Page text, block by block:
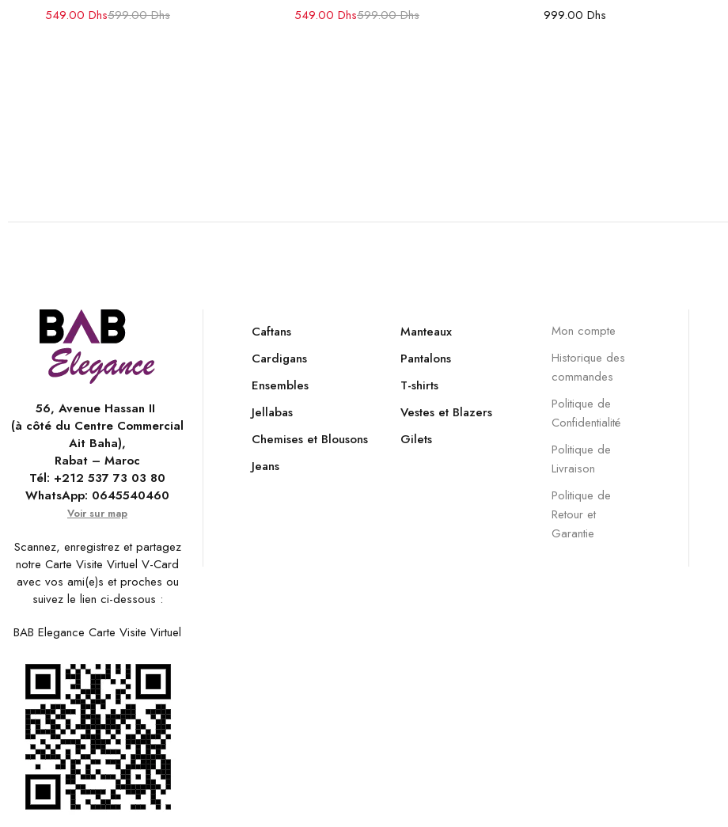
599.00Dhs
549.00 Dhs
599.00Dhs
549.00 Dhs
999.00 Dhs
56, Avenue Hassan II
(à côté du Centre Commercial
Ait Baha),
Rabat – Maroc
Tél: +212 537 73 03 80
WhatsApp: 0645540460
Voir sur map
Scannez, enregistrez et partagez
notre Carte Visite Virtuel V-Card
avec vos ami(e)s et proches ou
suivez le lien ci-dessous :
BAB Elegance Carte Visite Virtuel
Caftans
Cardigans
Ensembles
Jellabas
Chemises et Blousons
Jeans
Manteaux
Pantalons
T-shirts
Vestes et Blazers
Gilets
Mon compte
Historique des
commandes
Politique de
Confidentialité
Politique de
Livraison
Politique de
Retour et
Garantie